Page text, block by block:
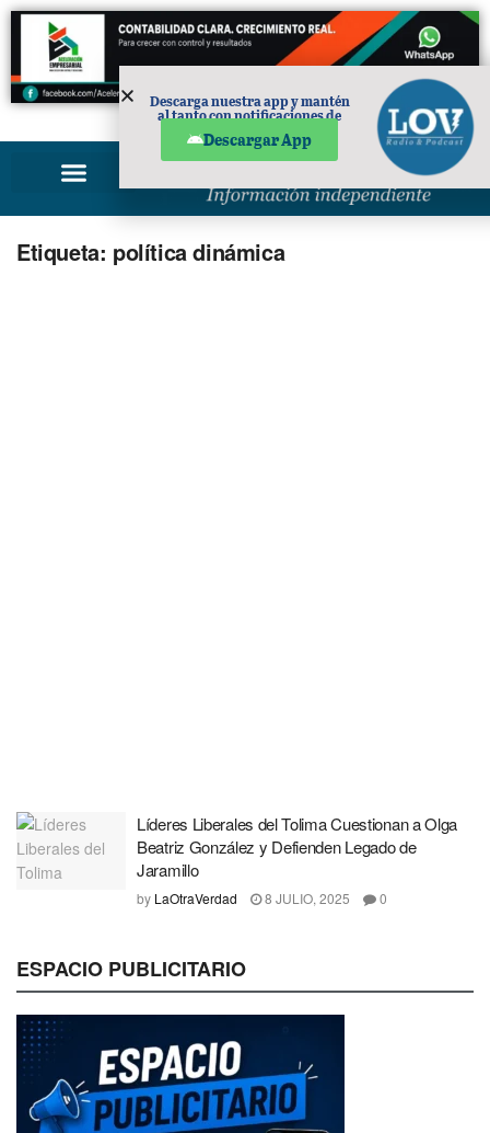
PUBLICIDAD
Etiqueta: política dinámica
Líderes Liberales del Tolima Cuestionan a Olga
Beatriz González y Defienden Legado de
Jaramillo
by LaOtraVerdad 8 JULIO, 2025 0
ESPACIO PUBLICITARIO
Descarga nuestra app y mantén
al tanto con notificaciones de
Descargar App